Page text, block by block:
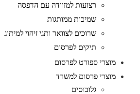
רצועות למזוודה עם הדפסה
שמיכות ממותגות
שרוכים לצוואר ותגי זיהוי למיתוג
תיקים לפרסום
מוצרי ספורט לפרסום
מוצרי פרסום למשרד
גלובוסים